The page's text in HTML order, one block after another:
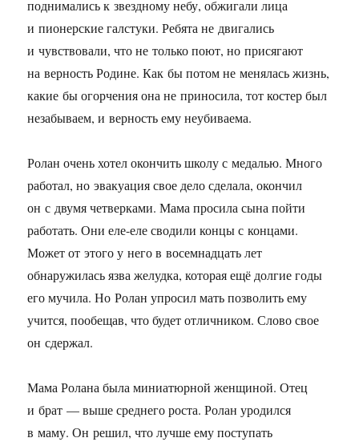
поднимались к звездному небу, обжигали лица
и пионерские галстуки. Ребята не двигались
и чувствовали, что не только поют, но присягают
на верность Родине. Как бы потом не менялась жизнь,
какие бы огорчения она не приносила, тот костер был
незабываем, и верность ему неубиваема.
Ролан очень хотел окончить школу с медалью. Много
работал, но эвакуация свое дело сделала, окончил
он с двумя четверками. Мама просила сына пойти
работать. Они еле-еле сводили концы с концами.
Может от этого у него в восемнадцать лет
обнаружилась язва желудка, которая ещё долгие годы
его мучила. Но Ролан упросил мать позволить ему
учится, пообещав, что будет отличником. Слово свое
он сдержал.
Мама Ролана была миниатюрной женщиной. Отец
и брат — выше среднего роста. Ролан уродился
в маму. Он решил, что лучше ему поступать